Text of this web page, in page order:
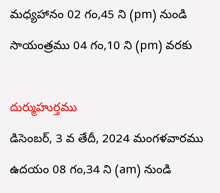
మధ్యహానం 02 గం,45 ని (pm) నుండి
సాయంత్రము 04 గం,10 ని (pm) వరకు
దుర్ముహుర్తము
డిసెంబర్, 3 వ తేదీ, 2024 మంగళవారము
ఉదయం 08 గం,34 ని (am) నుండి